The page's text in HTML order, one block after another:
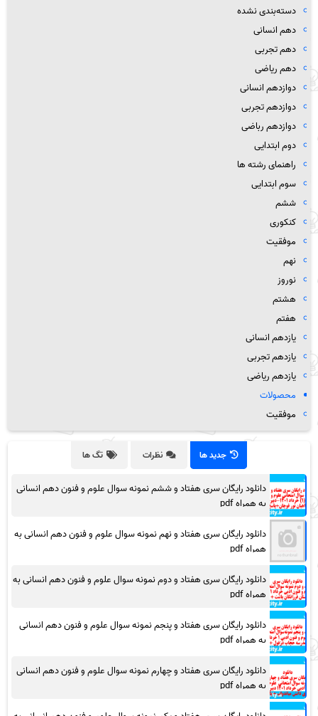
دسته‌بندی نشده
دهم انسانی
دهم تجربی
دهم ریاضی
دوازدهم انسانی
دوازدهم تجربی
دوازدهم رباضی
دوم ابتدایی
راهنمای رشته ها
سوم ابتدایی
ششم
کنکوری
موفقیت
نهم
نوروز
هشتم
هفتم
یازدهم انسانی
یازدهم تجربی
یازدهم ریاضی
محصولات
موفقیت
جدید ها نظرات تگ ها
دانلود رایگان سری هفتاد و ششم نمونه سوال علوم و فنون دهم انسانی
به همراه pdf
دانلود رایگان سری هفتاد و نهم نمونه سوال علوم و فنون دهم انسانی به
همراه pdf
دانلود رایگان سری هفتاد و دوم نمونه سوال علوم و فنون دهم انسانی به
همراه pdf
دانلود رایگان سری هفتاد و پنجم نمونه سوال علوم و فنون دهم انسانی
به همراه pdf
دانلود رایگان سری هفتاد و چهارم نمونه سوال علوم و فنون دهم انسانی
به همراه pdf